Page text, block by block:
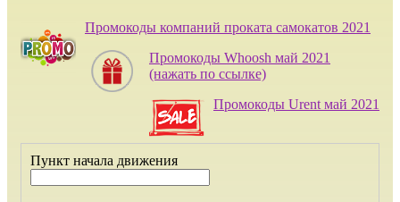
Промокоды компаний проката самокатов 2021
Промокоды Whoosh май 2021
(нажать по ссылке)
Промокоды Urent май 2021
Пункт начала движения